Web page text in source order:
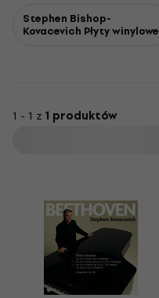
Stephen Bishop-
Kovacevich Płyty winylowe
1 - 1 z 1 produktów